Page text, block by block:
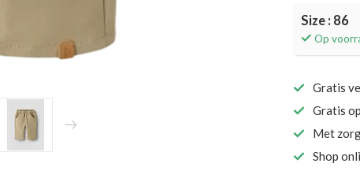
Size : 86
Op
Gratis
Gratis
Met
Shop